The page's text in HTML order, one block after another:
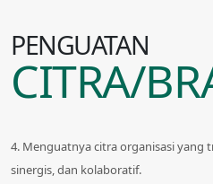
PENGUATAN
CITRA/
4. Menguatnya citra organisasi yang
sinergis, dan kolaboratif.